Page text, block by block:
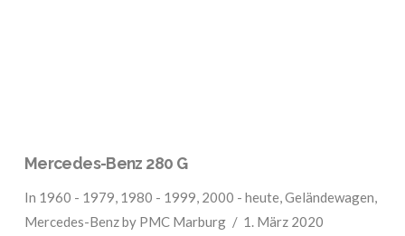
Mercedes-Benz 280 G
In 1960 - 1979, 1980 - 1999, 2000 - heute,Geländewagen,
Mercedes-Benzby PMC Marburg 1. März 2020